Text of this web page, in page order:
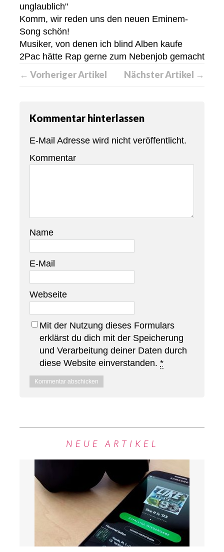
unglaublich"
Komm, wir reden uns den neuen Eminem-
Song schön!
Musiker, von denen ich blind Alben kaufe
2Pac hätte Rap gerne zum Nebenjob gemacht
← Vorheriger Artikel Nächster Artikel →
Kommentar hinterlassen
E-Mail Adresse wird nicht veröffentlicht.
Kommentar
Name
E-Mail
Webseite
Mit der Nutzung dieses Formulars
erklärst du dich mit der Speicherung
und Verarbeitung deiner Daten durch
diese Website einverstanden. *
NEUE ARTIKEL